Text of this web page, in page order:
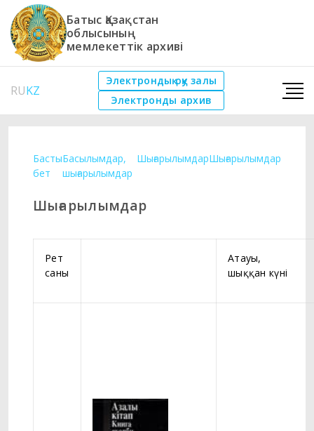
Батыс Қазақстан
облысының
мемлекеттік архиві
RUKZ
Электрондық оқу залы
Электронды архив
Басты
бет
Басылымдар,
шығарылымдар
ШығарылымдарШығарылымдар
Шығарылымдар
Рет
саны
Атауы,
шыққан күні